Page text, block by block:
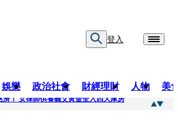
登入
娛樂 政治社會 財經理財 人物 美
！ 女律師供養義父黃金全入四大庫房